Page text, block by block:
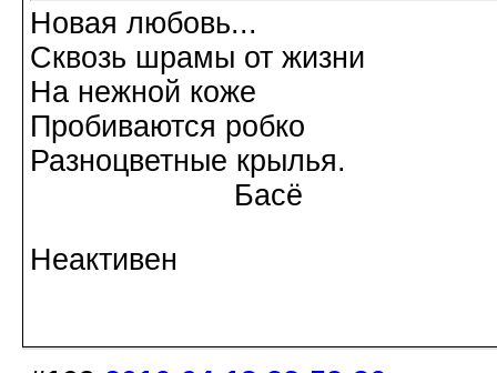
Новая любовь...
Сквозь шрамы от жизни
На нежной коже
Пробиваются робко
Разноцветные крылья.
Басё
Неактивен